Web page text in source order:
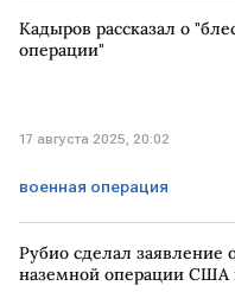
Кадыров рассказал о
операции"
17 августа 2025, 20:02
военная операция
Спецоперация на
Конфликт на Украине
Рубио сделал заявление
наземной операции США